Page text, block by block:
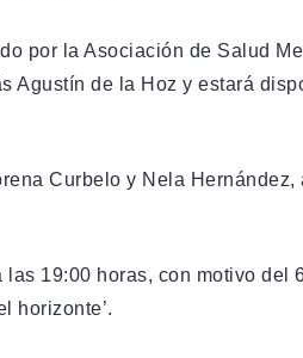
por la Asociación de Salud
Agustín de la Hoz y estará
Curbelo y Nela
19:00 horas, con motivo del
horizonte’.